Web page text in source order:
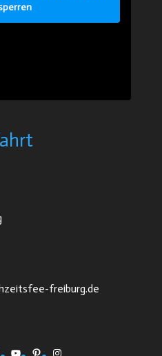
freiburg.de
YouTubePinterestInstagram